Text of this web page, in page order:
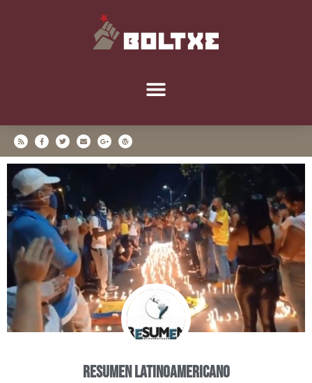
Resumen Latinoamericano